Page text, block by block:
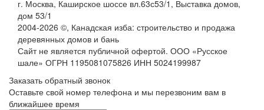
г. Москва, Каширское шоссе вл.63с53/1, Выставка домов,
дом 53/1
2004-2026 ©, Канадская изба: строительство и продажа
деревянных домов и бань
Сайт не является публичной офертой. ООО «Русское
шале» ОГРН 1195081075826 ИНН 5024199987
Заказать обратный звонок
Оставьте свой номер телефона и мы перезвоним вам в
ближайшее время